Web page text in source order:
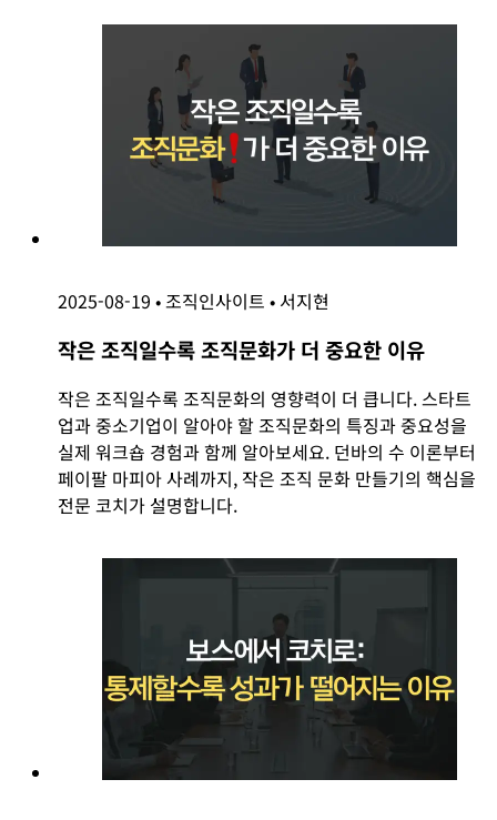
2025-08-19 •조직인사이트 • 서지현
작은 조직일수록 조직문화가 더 중요한 이유
작은 조직일수록 조직문화의 영향력이 더 큽니다. 스타트
업과 중소기업이 알아야 할 조직문화의 특징과 중요성을
실제 워크숍 경험과 함께 알아보세요. 던바의 수 이론부터
페이팔 마피아 사례까지, 작은 조직 문화 만들기의 핵심을
전문 코치가 설명합니다.